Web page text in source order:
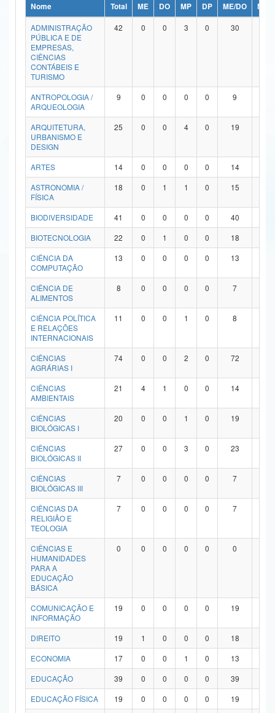
Ministério da Ciência, Tecnologia, Inovações e Comunicações
Ministério do Meio Ambiente
Ministério do Turismo
Ministério do Desenvolvimento Regional
Controladoria-Geral da União
Ministério da Mulher, da Família e dos Direitos Humanos
Secretaria de Governo
Advocacia-Geral da União
Banco Central do Brasil
Nome Total ME DO MP DP ME/DO
MP/
ADMINISTRAÇÃO
PÚBLICA E DE
EMPRESAS,
CIÊNCIAS
CONTÁBEIS E
TURISMO
42 0 0 3 0 30
ANTROPOLOGIA /
ARQUEOLOGIA
9 0 0 0 0 9
ARQUITETURA,
URBANISMO E
DESIGN
25 0 0 4 0 19
ARTES 14 0 0 0 0 14
ASTRONOMIA /
FÍSICA
18 0 1 1 0 15
BIODIVERSIDADE 41 0 0 0 0 40
BIOTECNOLOGIA
22 0 1 0 0 18
CIÊNCIA DA
COMPUTAÇÃO
13 0 0 0 0 13
CIÊNCIA DE
ALIMENTOS
8 0 0 0 0 7
CIÊNCIA POLÍTICA
E RELAÇÕES
INTERNACIONAIS
11 0 0 1 0 8
CIÊNCIAS
AGRÁRIAS I
74 0 0 2 0 72
CIÊNCIAS
AMBIENTAIS
21 4 1 0 0 14
CIÊNCIAS
BIOLÓGICAS I
20 0 0 1 0 19
CIÊNCIAS
BIOLÓGICAS II
27 0 0 3 0 23
CIÊNCIAS
BIOLÓGICAS III
7 0 0 0 0 7
CIÊNCIAS DA
RELIGIÃO E
TEOLOGIA
7 0 0 0 0 7
CIÊNCIAS E
HUMANIDADES
PARA A
EDUCAÇÃO
BÁSICA
0 0 0 0 0 0
COMUNICAÇÃO E
INFORMAÇÃO
19 0 0 0 0 19
DIREITO 19 1 0 0 0 18
ECONOMIA
17 0 0 1 0 13
EDUCAÇÃO
39 0 0 0 0 39
EDUCAÇÃO FÍSICA
19 0 0 0 0 19